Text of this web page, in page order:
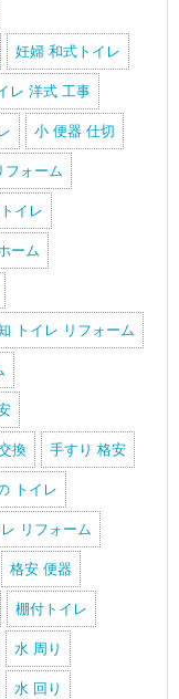
妊婦 和式トイレ
レ 洋式 工事
小 便器 仕切
フォーム
イレ
ーム
トイレ リフォーム
換 手すり 格安
トイレ
リフォーム
格安 便器
棚付トイレ
水 周り
水 回り